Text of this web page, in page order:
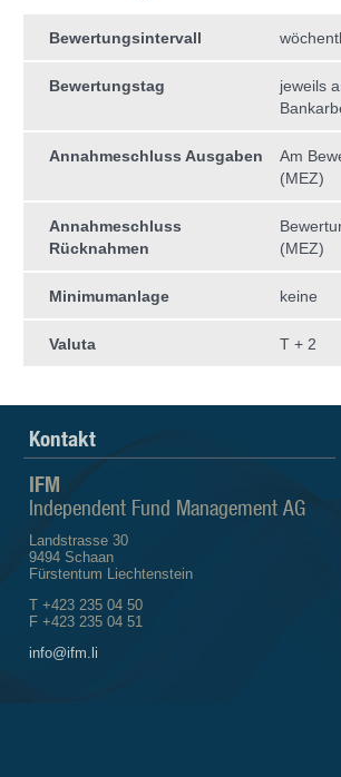
Bewertungsintervall
Bewertungstag
jeweils
Annahmeschluss Ausgaben
Am
(MEZ)
Annahmeschluss
Rücknahmen
(MEZ)
Minimumanlage keine
Valuta T + 2
Kontakt
IFM
Independent Fund Management AG
Landstrasse 30
9494 Schaan
Fürstentum Liechtenstein
T +423 235 04 50
F +423 235 04 51
info@ifm.li